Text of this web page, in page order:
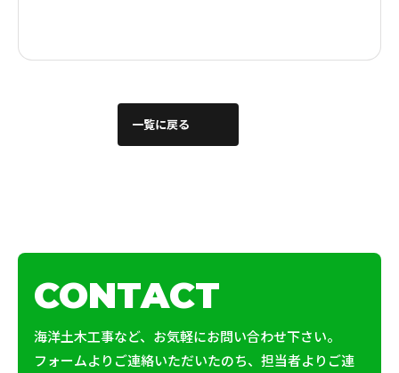
一覧に戻る
CONTACT
海洋土木工事など、お気軽にお問い合わせ下さい。
フォームよりご連絡いただいたのち、担当者よりご連